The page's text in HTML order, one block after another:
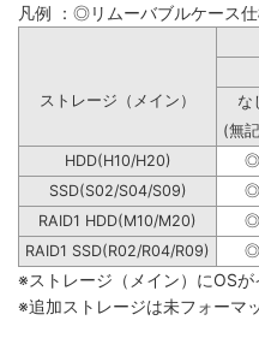
凡例 ：◎リムーバブルケース
ストレージ（メイン）
な
(無
HDD(H10/H20)
◎
SSD(S02/S04/S09)
◎
RAID1 HDD(M10/M20)
◎
RAID1 SSD(R02/R04/R09)
◎
※ストレージ（メイン）にOS
※追加ストレージは未フォーマ